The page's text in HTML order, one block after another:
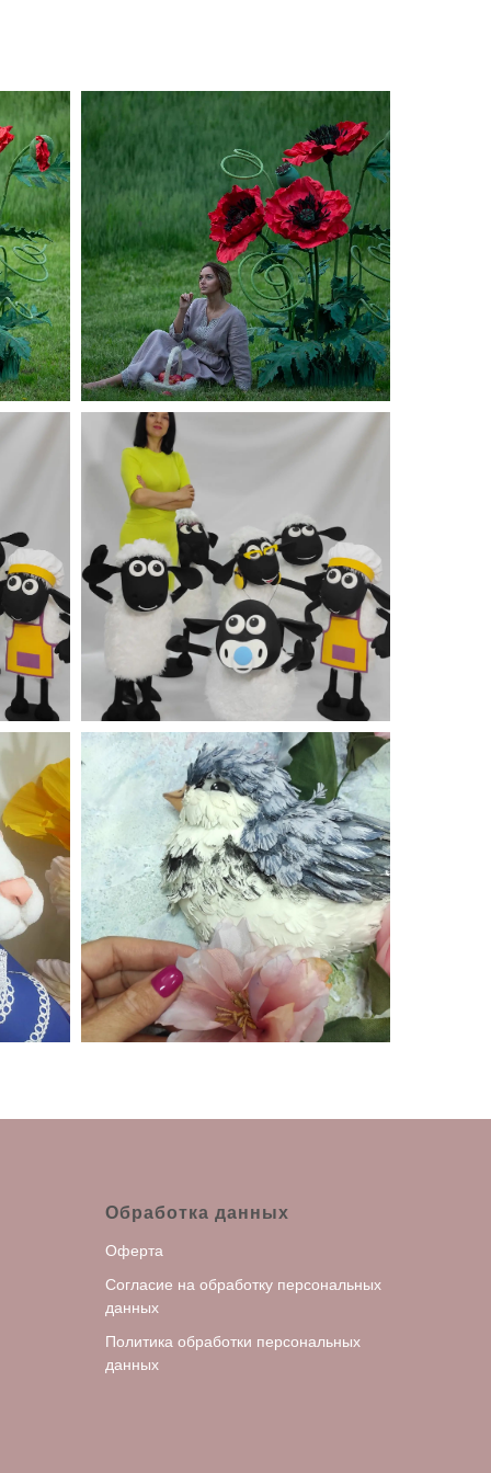
Обработка данных
Оферта
Согласие на обработку персональных
данных
Политика обработки персональных
данных